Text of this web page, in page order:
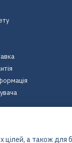
а також для